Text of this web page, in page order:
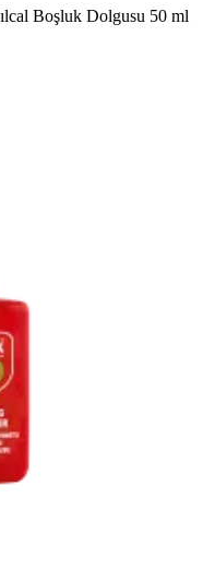
Boşluk Dolgusu 50 ml